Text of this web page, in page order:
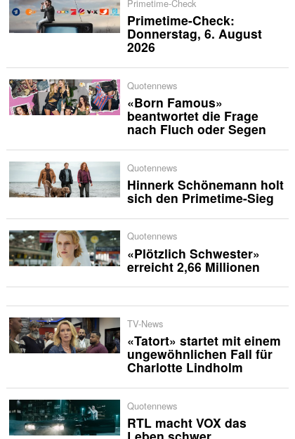
Primetime-Check
Primetime-Check:
Donnerstag, 6. August
2026
Quotennews
«Born Famous»
beantwortet die Frage
nach Fluch oder Segen
Quotennews
Hinnerk Schönemann holt
sich den Primetime-Sieg
Quotennews
«Plötzlich Schwester»
erreicht 2,66 Millionen
TV-News
«Tatort» startet mit einem
ungewöhnlichen Fall für
Charlotte Lindholm
Quotennews
RTL macht VOX das